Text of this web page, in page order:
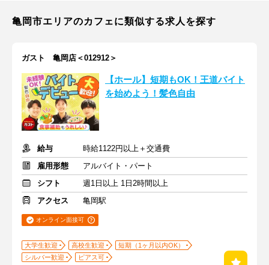
亀岡市エリアのカフェに類似する求人を探す
ガスト 亀岡店＜012912＞
【ホール】短期もOK！王道バイト
を始めよう！髪色自由
給与
時給1122円以上＋交通費
雇用形態
アルバイト・パート
シフト
週1日以上 1日2時間以上
アクセス
亀岡駅
オンライン面接可
大学生歓迎 高校生歓迎
短期（1ヶ月以内OK）
シルバー歓迎
ピアス可